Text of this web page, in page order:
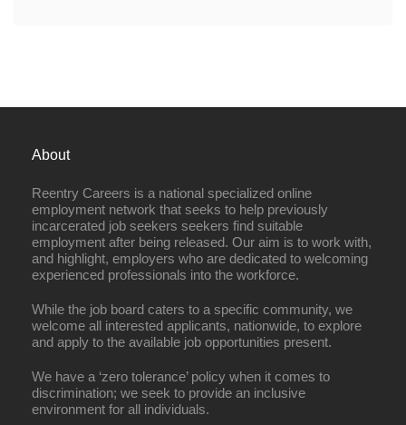
About
Reentry Careers is a national specialized online
employment network that seeks to help previously
incarcerated job seekers seekers find suitable
employment after being released. Our aim is to work with,
and highlight, employers who are dedicated to welcoming
experienced professionals into the workforce.
While the job board caters to a specific community, we
welcome all interested applicants, nationwide, to explore
and apply to the available job opportunities present.
We have a ‘zero tolerance’ policy when it comes to
discrimination; we seek to provide an inclusive
environment for all individuals.